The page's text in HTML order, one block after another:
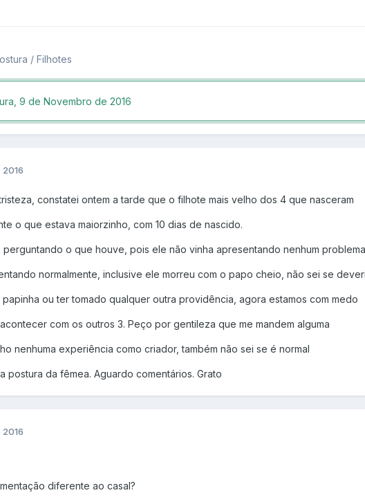
/ Filhotes
9 de Novembro de 2016
2016
constatei ontem a tarde que o filhote mais velho dos 4 que nasceram
o que estava maiorzinho, com 10 dias de nascido.
perguntando o que houve, pois ele não vinha apresentando nenhum
normalmente, inclusive ele morreu com o papo cheio, não sei se
ou ter tomado qualquer outra providência, agora estamos com medo
com os outros 3. Peço por gentileza que me mandem alguma
nenhuma experiência como criador, também não sei se é normal
postura da fêmea. Aguardo comentários. Grato
2016
diferente ao casal?